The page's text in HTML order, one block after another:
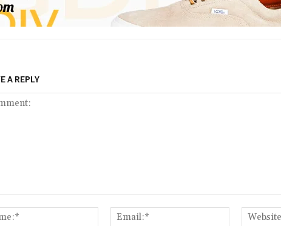
A REPLY
Name:*
Email:*